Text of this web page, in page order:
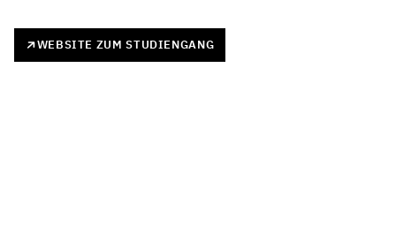
WEBSITE ZUM STUDIENGANG